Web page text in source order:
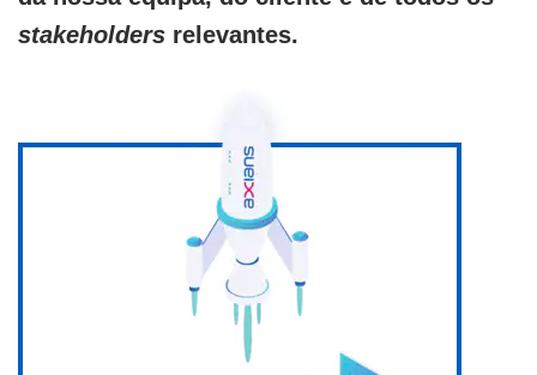
stakeholders relevantes.